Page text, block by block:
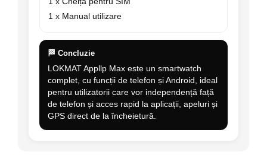
1 x Manual utilizare
🏁 Concluzie
LOKMAT Appllp Max este un smartwatch
complet, cu funcții de telefon și Android, ideal
pentru utilizatorii care vor independență față
de telefon și acces rapid la aplicații, apeluri și
GPS direct de la încheietură.